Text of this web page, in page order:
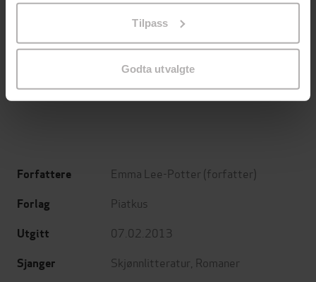
Tilpass
Godta utvalgte
129,-
129,-
Forfattere Emma Lee-Potter (forfatter)
Forlag Piatkus
Utgitt 07.02.2013
Sjanger Skjønnlitteratur Romaner